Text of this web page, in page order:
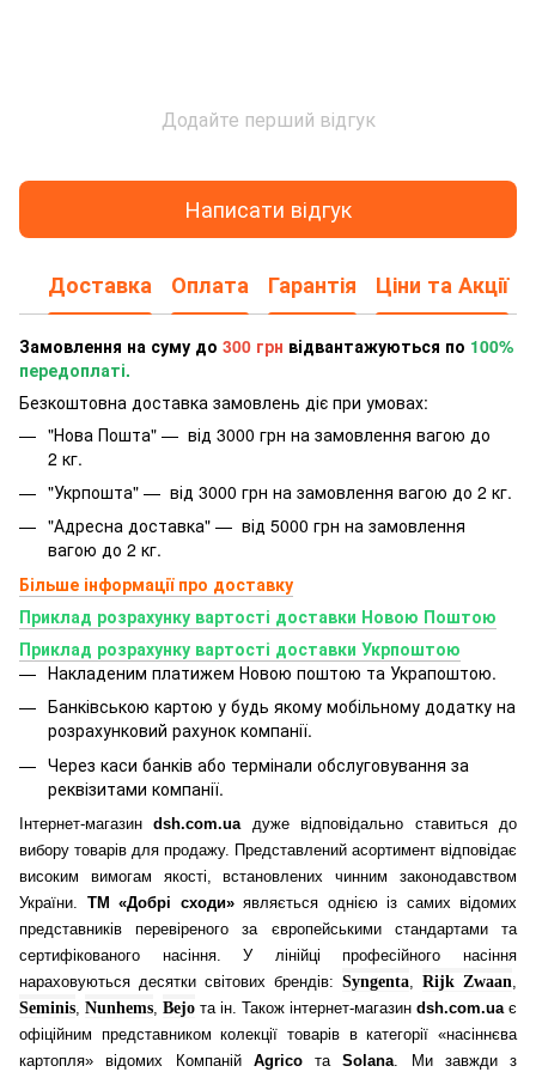
Додайте перший відгук
Написати відгук
Доставка Оплата Гарантія Ціни та Акції
Замовлення на суму до 300 грн відвантажуються по 100%
передоплаті.
Безкоштовна доставка замовлень діє при умовах:
"Нова Пошта" — від 3000 грн на замовлення вагою до
2 кг.
"Укрпошта" — від 3000 грн на замовлення вагою до 2 кг.
"Адресна доставка" — від 5000 грн на замовлення
вагою до 2 кг.
Більше інформації про доставку
Приклад розрахунку вартості доставки Новою Поштою
Приклад розрахунку вартості доставки Укрпоштою
Накладеним платижем Новою поштою та Украпоштою.
Банківською картою у будь якому мобільному додатку на
розрахунковий рахунок компанії.
Через каси банків або термінали обслуговування за
реквізитами компанії.
Інтернет-магазинdsh.com.ua дуже відповідально ставиться до
вибору товарів для продажу. Представлений асортимент відповідає
високим вимогам якості, встановлених чинним законодавством
України. ТМ «Добрі сходи»являється однією із самих відомих
представників перевіреного за європейськими стандартами та
сертифікованого насіння. У лінійці професійного насіння
нараховуються десятки світових брендів: Syngenta Rijk Zwaan
Seminis Nunhems Bejo та ін. Також інтернет-магазин dsh.com.ua є
офіційним представником колекції товарів в категорії «насіннєва
картопля» відомих Компаній AgricoтаSolana . Ми завжди з